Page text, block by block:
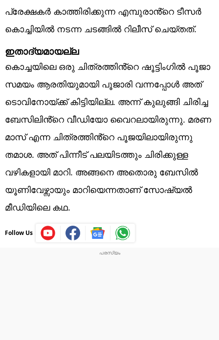
പ്രേക്ഷകർ കാത്തിരിക്കുന്ന എമ്പുരാൻ്റെ ടീസർ
കൊച്ചിയിൽ നടന്ന ചടങ്ങിൽ റിലീസ് ചെയ്തത്.
ഇതാദ്യമായല്ല
കൊച്ചയിലെ ഒരു ചിത്രത്തിൻ്റെ ഷൂട്ടിംഗിൽ പൂജാ
സമയം ആരതിയുമായി പൂജാരി വന്നപ്പോൾ അത്
ടൊവിനോയ്ക്ക് കിട്ടിയില്ല. അന്ന് കുലുങ്ങി ചിരിച്ച
ബേസിലിൻ്റെ വീഡിയോ വൈറലായിരുന്നു. മരണ
മാസ് എന്ന ചിത്രത്തിൻ്റെ പൂജയിലായിരുന്നു
തമാശ. അത് പിന്നീട് പലയിടത്തും ചിരിക്കുള്ള
വഴികളായി മാറി. അങ്ങനെ അതൊരു ബേസിൽ
യൂണിവേഴ്സായും മാറിയെന്നതാണ് സോഷ്യൽ
മീഡിയിലെ കഥ.
Follow Us